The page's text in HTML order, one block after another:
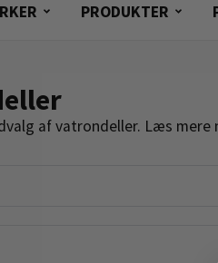
PRODUKTER
af vatrondeller. Læs mere